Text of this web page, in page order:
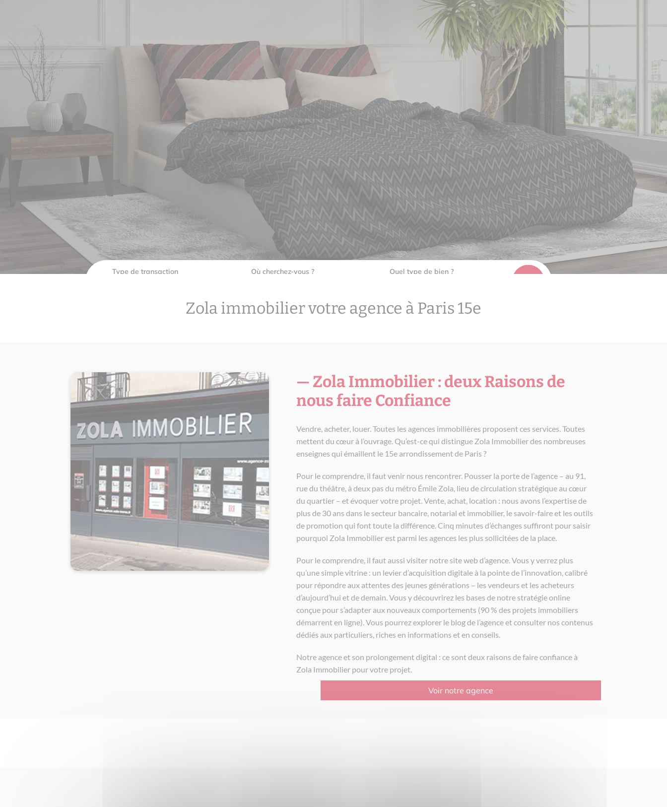
Type de transaction Où cherchez-vous ? Quel type de bien ?
Zola immobilier votre agence à Paris 15e
— Zola Immobilier : deux Raisons de
nous faire Confiance
Vendre, acheter, louer. Toutes les agences immobilières proposent ces services. Toutes
mettent du cœur à l’ouvrage. Qu’est-ce qui distingue Zola Immobilier des nombreuses
enseignes qui émaillent le 15e arrondissement de Paris ?
Pour le comprendre, il faut venir nous rencontrer. Pousser la porte de l’agence – au 91,
rue du théâtre, à deux pas du métro Émile Zola, lieu de circulation stratégique au cœur
du quartier – et évoquer votre projet. Vente, achat, location : nous avons l’expertise de
plus de 30 ans dans le secteur bancaire, notarial et immobilier, le savoir-faire et les outils
de promotion qui font toute la différence. Cinq minutes d’échanges suffiront pour saisir
pourquoi Zola Immobilier est parmi les agences les plus sollicitées de la place.
Pour le comprendre, il faut aussi visiter notre site web d’agence. Vous y verrez plus
qu’une simple vitrine : un levier d’acquisition digitale à la pointe de l’innovation, calibré
pour répondre aux attentes des jeunes générations – les vendeurs et les acheteurs
d’aujourd’hui et de demain. Vous y découvrirez les bases de notre stratégie online
conçue pour s’adapter aux nouveaux comportements (90 % des projets immobiliers
démarrent en ligne). Vous pourrez explorer le blog de l’agence et consulter nos contenus
dédiés aux particuliers, riches en informations et en conseils.
Notre agence et son prolongement digital : ce sont deux raisons de faire confiance à
Zola Immobilier pour votre projet.
Voir notre agence